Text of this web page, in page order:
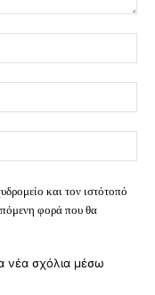
και τον ιστότοπό
φορά που θα
νέα σχόλια μέσω